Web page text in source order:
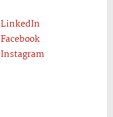
LinkedIn
Facebook
Instagram